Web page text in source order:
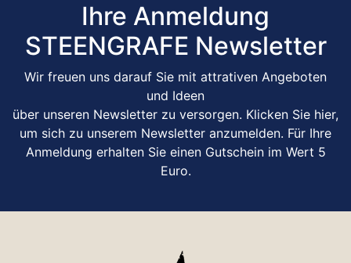
Ihre Anmeldung
STEENGRAFE Newsletter
Wir freuen uns darauf Sie mit attrativen Angeboten
und Ideen
über unseren Newsletter zu versorgen. Klicken Sie hier,
um sich zu unserem Newsletter anzumelden. Für Ihre
Anmeldung erhalten Sie einen Gutschein im Wert 5
Euro.